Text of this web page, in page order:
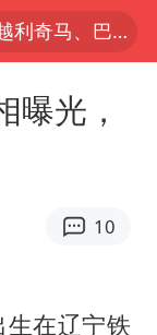
白海豚雨量超越利奇马、巴威
全线停运
饭局被偷拍
曝光，
10
生在辽宁铁